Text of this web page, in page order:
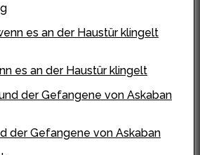
es an der Haustür klingelt
der Gefangene von Askaban